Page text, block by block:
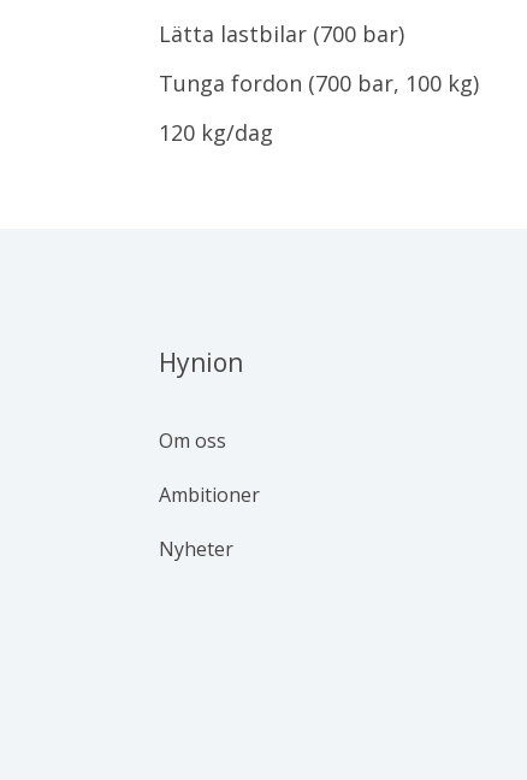
Lätta lastbilar (700 bar)
Tunga fordon (700 bar, 100 kg)
120 kg/dag
Hynion
Om oss
Ambitioner
Nyheter